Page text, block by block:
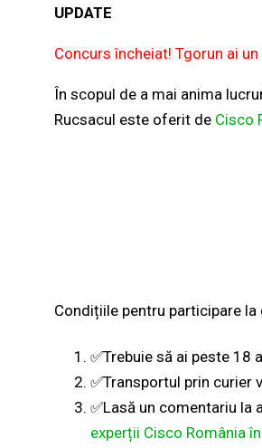
UPDATE
Concurs încheiat! Tgorun ai
În scopul de a mai anima
Rucsacul este oferit de Cisco
Condițiile pentru participare
✅Trebuie să ai peste 18
✅Transportul prin curier
✅Lasă un comentariu la
experții Cisco România